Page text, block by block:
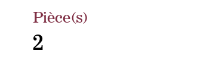
Pièce(s)
2